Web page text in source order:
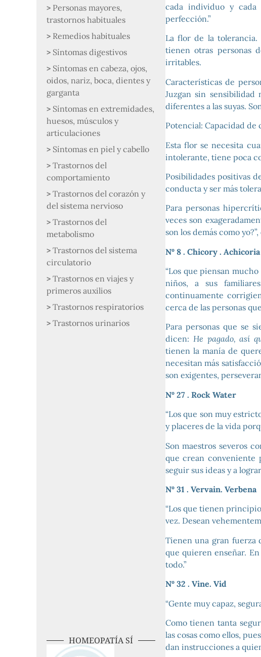
Personas mayores,
trastornos habituales
Remedios habituales
Síntomas digestivos
Síntomas en cabeza, ojos,
oidos, nariz, boca, dientes y
garganta
Síntomas en extremidades,
huesos, músculos y
articulaciones
Síntomas en piel y cabello
Trastornos del
comportamiento
Trastornos del corazón y
del sistema nervioso
Trastornos del
metabolismo
Trastornos del sistema
circulatorio
Trastornos en viajes y
primeros auxilios
Trastornos respiratorios
Trastornos urinarios
HOMEOPATÍA SÍ
cada individuo y cada
perfección.”
La flor de la
tienen otras personas
irritables.
Características de
Juzgan sin sensibilidad
diferentes a las suyas.
Potencial: Capacidad de
Esta flor se necesita
intolerante, tiene poca
Posibilidades positivas
conducta y ser más
Para personas
veces son
son los demás como
Nº 8 . Chicory . Achicoria
“Los que piensan
niños, a sus
continuamente
cerca de las personas
Para personas que se
dicen: He pagado, así
tienen la manía de
necesitan más
son exigentes,
Nº 27 . Rock Water
“Los que son muy
y placeres de la vida
Son maestros severos
que crean conveniente
seguir sus ideas y a
Nº 31 . Vervain. Verbena
“Los que tienen
vez. Desean
Tienen una gran fuerza
que quieren enseñar.
todo.”
Nº 32 . Vine. Vid
“Gente muy capaz,
Como tienen tanta
las cosas como ellos,
dan instrucciones a